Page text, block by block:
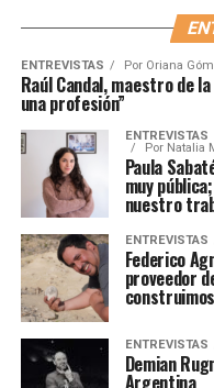
ENTREVISTAS Por Oriana
Raúl Candal, maestro de
una profesión”
ENTREVISTAS
Por Natalia
Paula
muy
nuestro
ENTREVISTAS
Federico
proveedor
ENTREVISTAS
Demian
Argentina